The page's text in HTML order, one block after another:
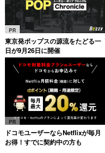
PR
東京発ポップスの源流をたどる一
日が9月26日に開催
PR
ドコモユーザーならNetflixが毎月
お得！すでに契約中の方も